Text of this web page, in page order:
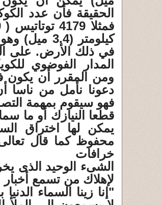
الحقيقة فأن عدد
كيلومتر
في ذلك الأرض. على
المدار الفوضوي
دعونا نأمل من ناسا
فهو سيقوم بمهمة
قطعا النيازك أو ما
يمكن لها اختراق
محفوظ كما قال
خرافات
الشىء الوحيد الذى
لإهلاك من تسمع
"إنا زينا السماء